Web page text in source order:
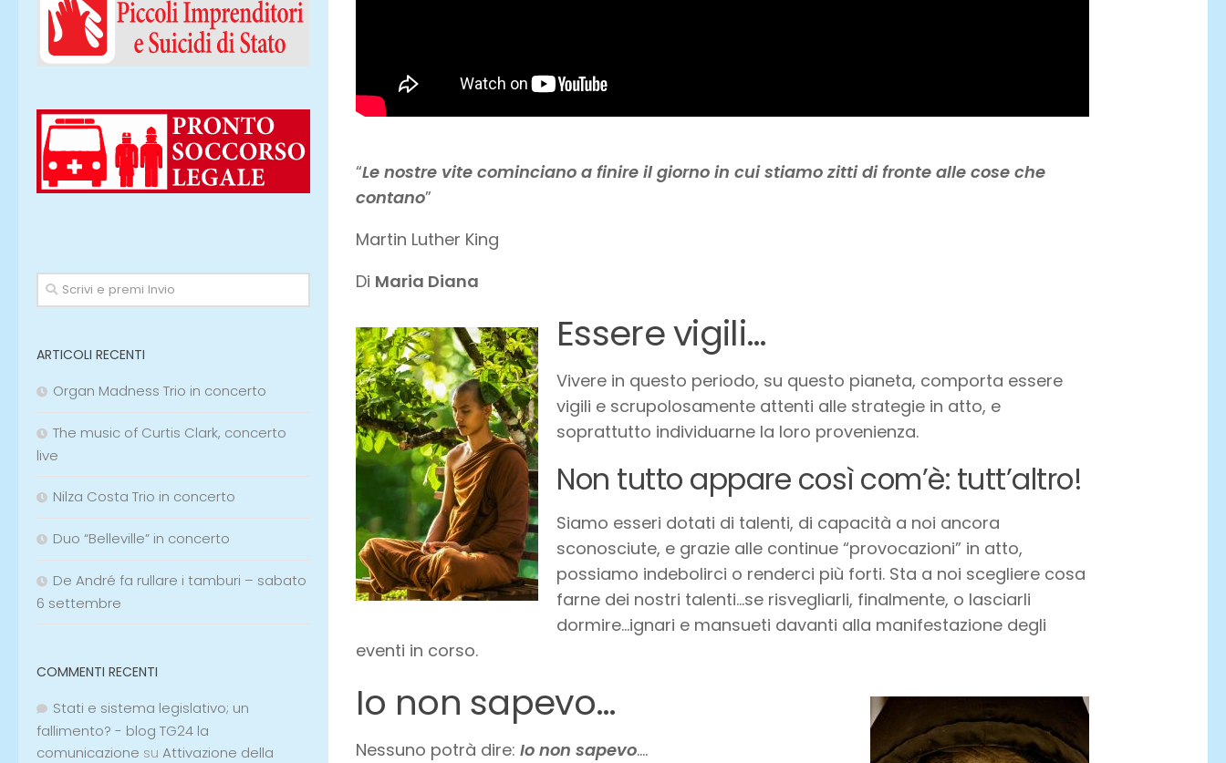
“Le nostre vite cominciano a finire il giorno in cui stiamo zitti di fronte alle cose che
contano”
Martin Luther King
Di Maria Diana
Essere vigili…
Vivere in questo periodo, su questo pianeta, comporta essere
vigili e scrupolosamente attenti alle strategie in atto, e
soprattutto individuarne la loro provenienza.
Non tutto appare così com’è: tutt’altro!
Siamo esseri dotati di talenti, di capacità a noi ancora
sconosciute, e grazie alle continue “provocazioni” in atto,
possiamo indebolirci o renderci più forti. Sta a noi scegliere cosa
farne dei nostri talenti…se risvegliarli, finalmente, o lasciarli
dormire…ignari e mansueti davanti alla manifestazione degli
eventi in corso.
Io non sapevo…
Nessuno potrà dire: Io non sapevo….
ARTICOLI RECENTI
Organ Madness Trio in concerto
The music of Curtis Clark, concerto
live
Nilza Costa Trio in concerto
Duo “Belleville” in concerto
De André fa rullare i tamburi – sabato
6 settembre
COMMENTI RECENTI
Stati e sistema legislativo; un
fallimento? - blog TG24 la
comunicazione su Attivazione della